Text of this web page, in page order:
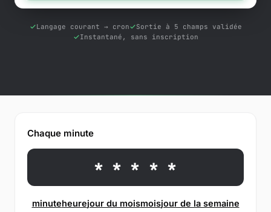
Contactez-nous
Langage courant → cron
Sortie à 5 champs validée
Instantané, sans inscription
Chaque minute
* * * * *
minuteheurejour du moismoisjour de la semaine